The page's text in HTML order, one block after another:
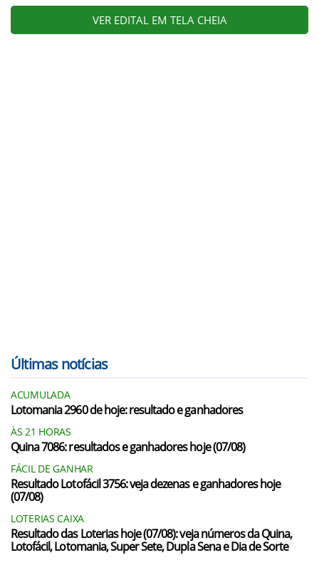
VER EDITAL EM TELA CHEIA
Últimas notícias
ACUMULADA
Lotomania 2960 de hoje: resultado e ganhadores
ÀS 21 HORAS
Quina 7086: resultados e ganhadores hoje (07/08)
FÁCIL DE GANHAR
Resultado Lotofácil 3756: veja dezenas e ganhadores hoje
(07/08)
LOTERIAS CAIXA
Resultado das Loterias hoje (07/08): veja números da Quina,
Lotofácil, Lotomania, Super Sete, Dupla Sena e Dia de Sorte